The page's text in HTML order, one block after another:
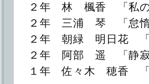
２年 林 楓香 「私の
２年 三浦 琴 「怠惰
２年 朝緑 明日花 「
２年 阿部 遥 「静寂
１年 佐々木 穂香 「